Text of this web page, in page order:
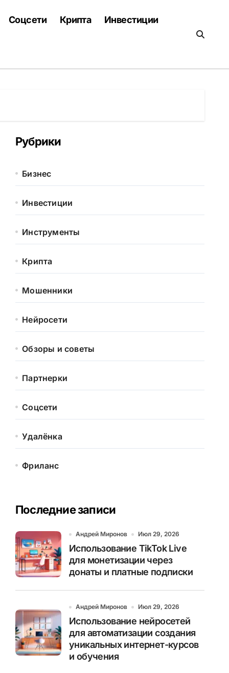
Соцсети Крипта Инвестиции
Рубрики
Бизнес
Инвестиции
Инструменты
Крипта
Мошенники
Нейросети
Обзоры и советы
Партнерки
Соцсети
Удалёнка
Фриланс
Последние записи
Андрей Миронов Июл 29, 2026
Использование TikTok Live
для монетизации через
донаты и платные подписки
Андрей Миронов Июл 29, 2026
Использование нейросетей
для автоматизации создания
уникальных интернет-курсов
и обучения